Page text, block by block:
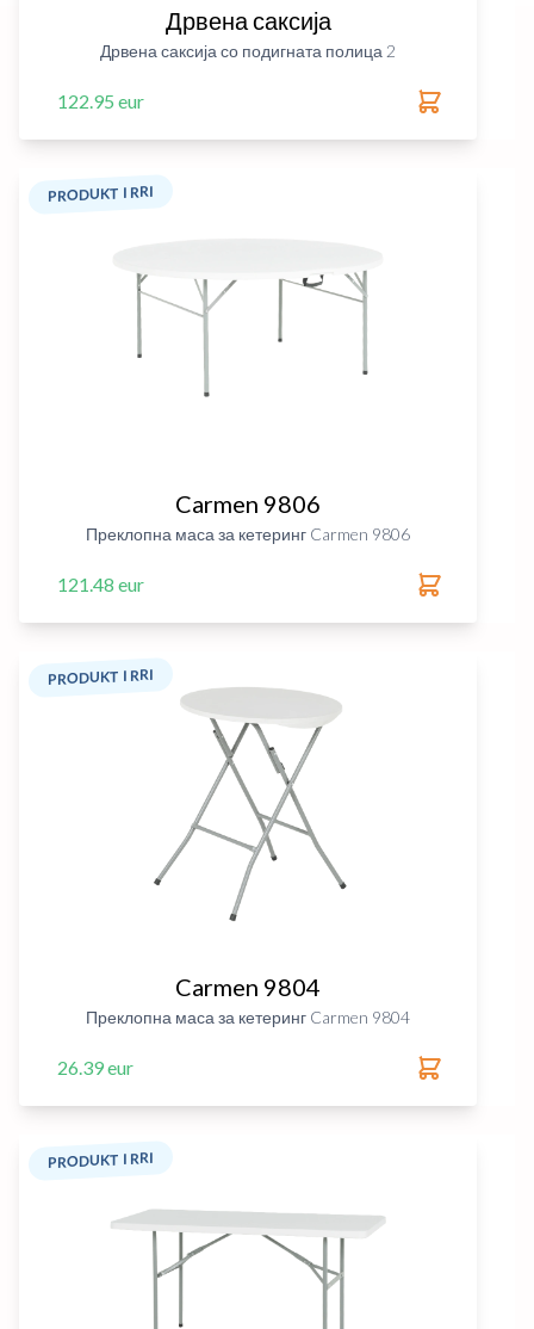
Дрвена саксија
Дрвена саксија со подигната полица 2
122.95 eur
PRODUKT I RRI
Carmen 9806
Преклопна маса за кетеринг Carmen 9806
121.48 eur
PRODUKT I RRI
Carmen 9804
Преклопна маса за кетеринг Carmen 9804
26.39 eur
PRODUKT I RRI